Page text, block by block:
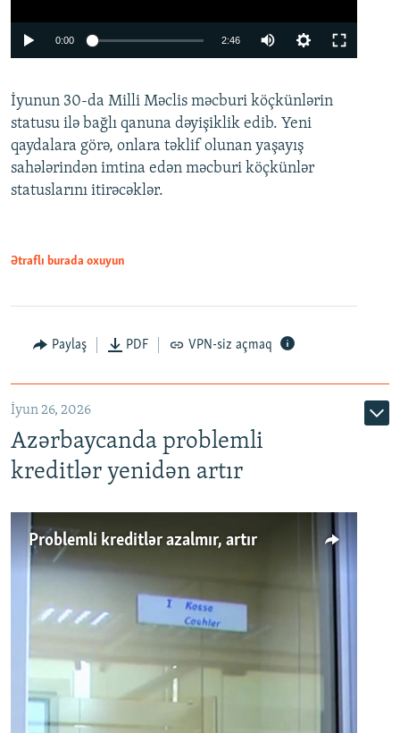
Auto 240p 360p 480p
720p 1080p
0:00 2:46
360p
480p
720p
İyunun 30-da Milli Məclis məcburi köçkünlərin
statusu ilə bağlı qanuna dəyişiklik edib. Yeni
qaydalara görə, onlara təklif olunan yaşayış
sahələrindən imtina edən məcburi köçkünlər
statuslarını itirəcəklər.
Ətraflı burada oxuyun
Paylaş PDF VPN-siz açmaq
İyun 26, 2026
Azərbaycanda problemli
kreditlər yenidən artır
Problemli kreditlər azalmır, artır